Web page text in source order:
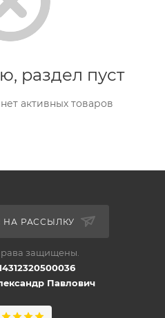
раздел пуст
активных товаров
РАССЫЛКУ
защищены.
Павлович